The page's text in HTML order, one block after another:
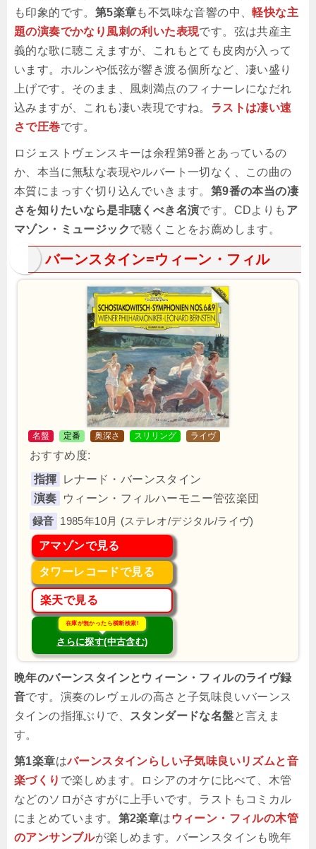
も印象的です。 第5楽章も不気味な音響の中、軽快な主
題の演奏でかなり風刺の利いた表現です。弦は共産主
義的な歌に聴こえますが、これもとても皮肉が入って
います。ホルンや低弦が響き渡る個所など、凄い盛り
上げです。そのまま、風刺満点のフィナーレになだれ
込みますが、これも凄い表現ですね。 ラストは凄い速
さで圧巻です。
ロジェストヴェンスキーは余程第9番とあっているの
か、本当に無駄な表現やルバート一切なく、この曲の
本質にまっすぐ切り込んでいきます。 第9番の本当の凄
さを知りたいなら是非聴くべき名演です。CDよりも ア
マゾン・ミュージックで聴くことをお薦めします。
バーンスタイン=ウィーン・フィル
名盤 定番 奥深さ スリリング ライヴ
おすすめ度:
指揮
レナード・バーンスタイン
演奏
ウィーン・フィルハーモニー管弦楽団
1985年10月 (ステレオ/デジタル/ライヴ)
アマゾンで見る
タワーレコードで見る
楽天で見る
在庫が無かったら横断検索!
さらに探す(中古含む)
晩年のバーンスタインとウィーン・フィルのライヴ録
音です。演奏のレヴェルの高さと子気味良いバーンス
タインの指揮ぶりで、
スタンダードな名盤と言えま
す。
第1楽章はバーンスタインらしい子気味良いリズムと音
楽づくり で楽しめます。ロシアのオケに比べて、木管
などのソロがさすがに上手いです。ラストもコミカル
にまとめています。 第2楽章は ウィーン・フィルの木管
のアンサンブルが楽しめます。バーンスタインも晩年